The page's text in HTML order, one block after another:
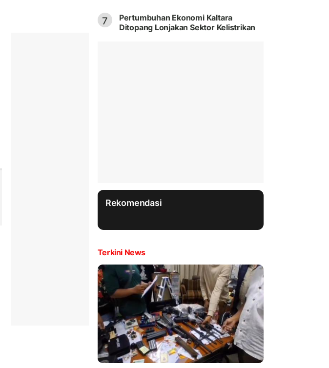
7
Pertumbuhan Ekonomi Kaltara
Ditopang Lonjakan Sektor Kelistrikan
Rekomendasi
Terkini News